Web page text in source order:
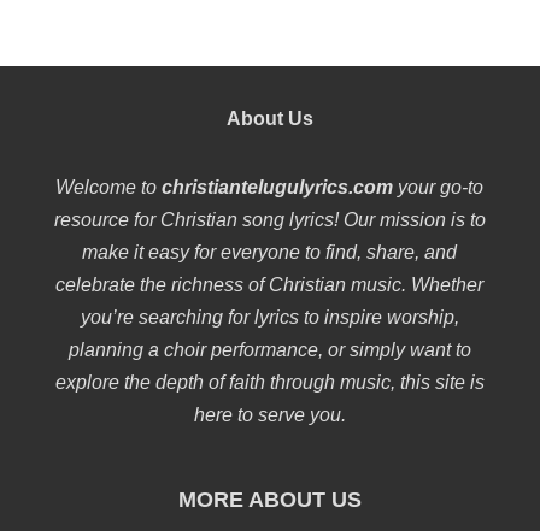
About Us
Welcome tochristiantelugulyrics.com your go-to
resource for Christian song lyrics! Our mission is to
make it easy for everyone to find, share, and
celebrate the richness of Christian music. Whether
you’re searching for lyrics to inspire worship,
planning a choir performance, or simply want to
explore the depth of faith through music, this site is
here to serve you.
MORE ABOUT US